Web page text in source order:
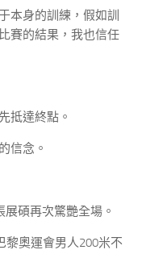
本身的訓練，假如訓
賽的結果，我也信任
抵達終點。
信念。
碩再次驚艷全場。
黎奧運會男人200米不